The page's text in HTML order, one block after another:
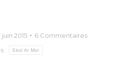
juin 2015
6 Commentaires
:
Skol Ar Mor